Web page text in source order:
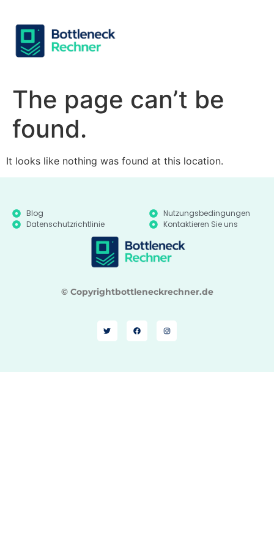
The page can’t be
found.
It looks like nothing was found at this location.
Blog
Datenschutzrichtlinie
Nutzungsbedingungen
Kontaktieren Sie uns
© Copyrightbottleneckrechner.de